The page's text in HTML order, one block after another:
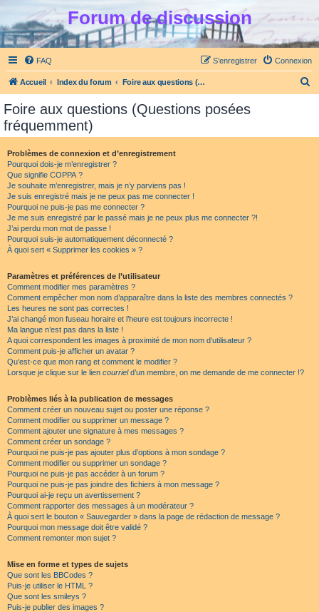
Forum de discussion
FAQ Connexion
S’enregistrer
Accueil Index du forum Foire aux questions (Questions posées fréquemment)
Foire aux questions (Questions posées
fréquemment)
Problèmes de connexion et d’enregistrement
Pourquoi dois-je m’enregistrer ?
Que signifie COPPA ?
Je souhaite m’enregistrer, mais je n’y parviens pas !
Je suis enregistré mais je ne peux pas me connecter !
Pourquoi ne puis-je pas me connecter ?
Je me suis enregistré par le passé mais je ne peux plus me connecter ?!
J’ai perdu mon mot de passe !
Pourquoi suis-je automatiquement déconnecté ?
À quoi sert « Supprimer les cookies » ?
Paramètres et préférences de l’utilisateur
Comment modifier mes paramètres ?
Comment empêcher mon nom d’apparaître dans la liste des membres connectés ?
Les heures ne sont pas correctes !
J’ai changé mon fuseau horaire et l’heure est toujours incorrecte !
Ma langue n’est pas dans la liste !
A quoi correspondent les images à proximité de mon nom d’utilisateur ?
Comment puis-je afficher un avatar ?
Qu’est-ce que mon rang et comment le modifier ?
Lorsque je clique sur le lien courrield’un membre, on me demande de me connecter !?
Problèmes liés à la publication de messages
Comment créer un nouveau sujet ou poster une réponse ?
Comment modifier ou supprimer un message ?
Comment ajouter une signature à mes messages ?
Comment créer un sondage ?
Pourquoi ne puis-je pas ajouter plus d’options à mon sondage ?
Comment modifier ou supprimer un sondage ?
Pourquoi ne puis-je pas accéder à un forum ?
Pourquoi ne puis-je pas joindre des fichiers à mon message ?
Pourquoi ai-je reçu un avertissement ?
Comment rapporter des messages à un modérateur ?
À quoi sert le bouton « Sauvegarder » dans la page de rédaction de message ?
Pourquoi mon message doit être validé ?
Comment remonter mon sujet ?
Mise en forme et types de sujets
Que sont les BBCodes ?
Puis-je utiliser le HTML ?
Que sont les smileys ?
Puis-je publier des images ?